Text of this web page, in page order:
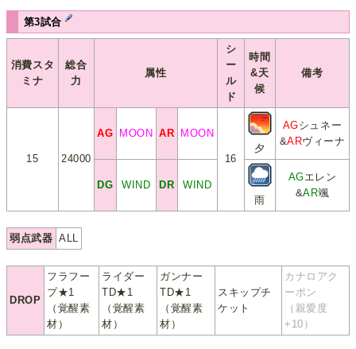
第3試合
消費スタ
ミナ
総合
力
属性
シ
ー
ル
ド
時間
&天
候
備考
15 24000
AG MOON AR MOON
16
夕
AGシュネー
&ARヴィーナ
DG WIND DR
WIND
雨
AGエレン
&AR颯
弱点武器 ALL
DROP
フラフー
プ★1
（覚醒素
材）
ライダー
TD★1
（覚醒素
材）
ガンナー
TD★1
（覚醒素
材）
スキップチ
ケット
カナロアク
ーポン
（親愛度
+10）